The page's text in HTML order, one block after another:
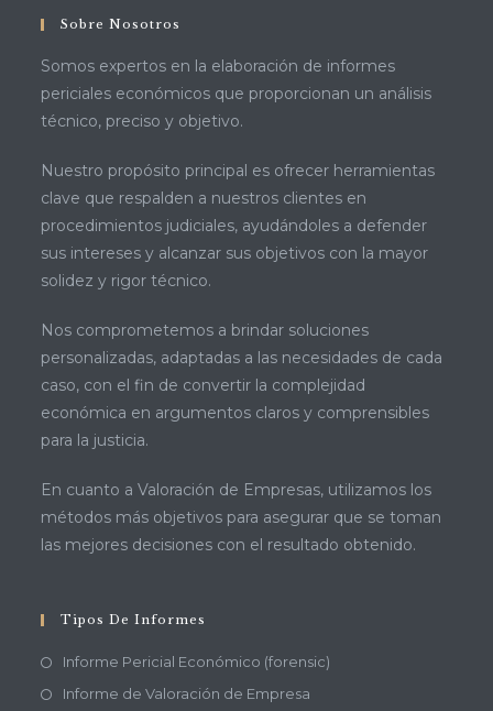
Sobre Nosotros
Somos expertos en la elaboración de informes
periciales económicos que proporcionan un análisis
técnico, preciso y objetivo.
Nuestro propósito principal es ofrecer herramientas
clave que respalden a nuestros clientes en
procedimientos judiciales, ayudándoles a defender
sus intereses y alcanzar sus objetivos con la mayor
solidez y rigor técnico.
Nos comprometemos a brindar soluciones
personalizadas, adaptadas a las necesidades de cada
caso, con el fin de convertir la complejidad
económica en argumentos claros y comprensibles
para la justicia.
En cuanto a Valoración de Empresas, utilizamos los
métodos más objetivos para asegurar que se toman
las mejores decisiones con el resultado obtenido.
Tipos De Informes
Informe Pericial Económico (forensic)
Informe de Valoración de Empresa